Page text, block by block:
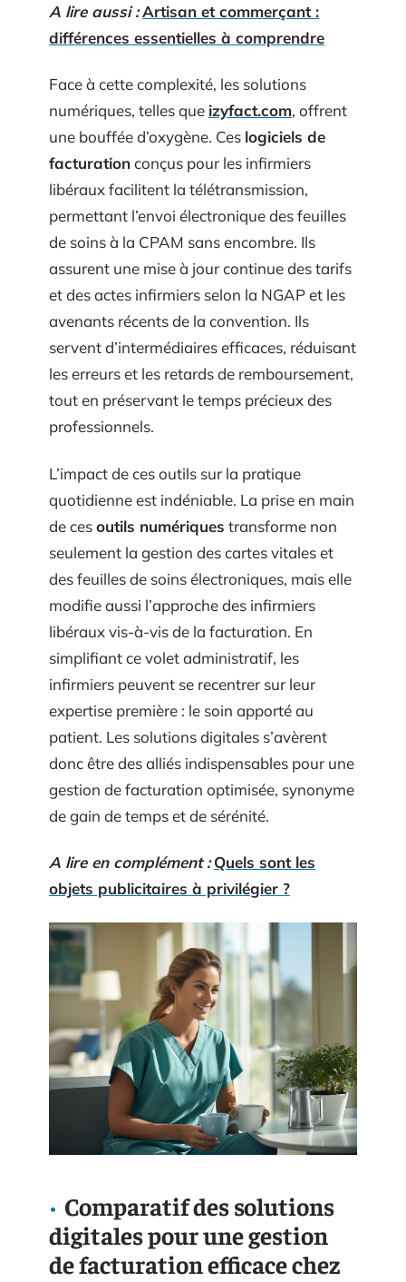
A lire aussi :Artisan et commerçant :
différences essentielles à comprendre
Face à cette complexité, les solutions
numériques, telles que izyfact.com, offrent
une bouffée d’oxygène. Ces logiciels de
facturationconçus pour les infirmiers
libéraux facilitent la télétransmission,
permettant l’envoi électronique des feuilles
de soins à la CPAM sans encombre. Ils
assurent une mise à jour continue des tarifs
et des actes infirmiers selon la NGAP et les
avenants récents de la convention. Ils
servent d’intermédiaires efficaces, réduisant
les erreurs et les retards de remboursement,
tout en préservant le temps précieux des
professionnels.
L’impact de ces outils sur la pratique
quotidienne est indéniable. La prise en main
de cesoutils numériques transforme non
seulement la gestion des cartes vitales et
des feuilles de soins électroniques, mais elle
modifie aussi l’approche des infirmiers
libéraux vis-à-vis de la facturation. En
simplifiant ce volet administratif, les
infirmiers peuvent se recentrer sur leur
expertise première : le soin apporté au
patient. Les solutions digitales s’avèrent
donc être des alliés indispensables pour une
gestion de facturation optimisée, synonyme
de gain de temps et de sérénité.
A lire en complément : Quels sont les
objets publicitaires à privilégier ?
Comparatif des solutions
digitales pour une gestion
de facturation efficace chez